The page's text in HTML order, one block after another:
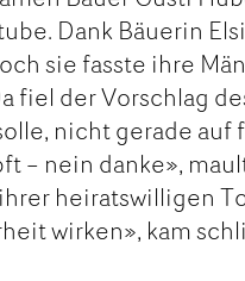
Dank Bäuerin
sie fasste ihre
fiel der Vorschlag
nicht gerade
– nein danke»,
heiratswilligen
wirken», kam